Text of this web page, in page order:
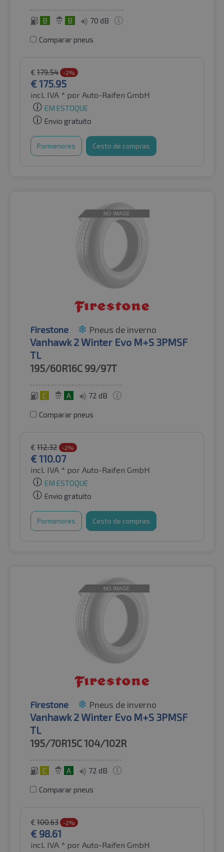
B B 70 dB
Comparar pneus
€ 179.54 -2%
€175.95
incl. IVA * por Auto-Raifen GmbH
EM ESTOQUE
Envio gratuito
Pormenores Cesto de compras
Firestone Pneus de inverno
Vanhawk 2 Winter Evo M+S 3PMSF
TL
195/60R16C 99/97T
C A 72 dB
Comparar pneus
€ 112.32 -2%
€110.07
incl. IVA * por Auto-Raifen GmbH
EM ESTOQUE
Envio gratuito
Pormenores Cesto de compras
Firestone Pneus de inverno
Vanhawk 2 Winter Evo M+S 3PMSF
TL
195/70R15C104/102R
C A 72 dB
Comparar pneus
€ 100.63 -2%
€ 98.61
incl. IVA * por Auto-Raifen GmbH